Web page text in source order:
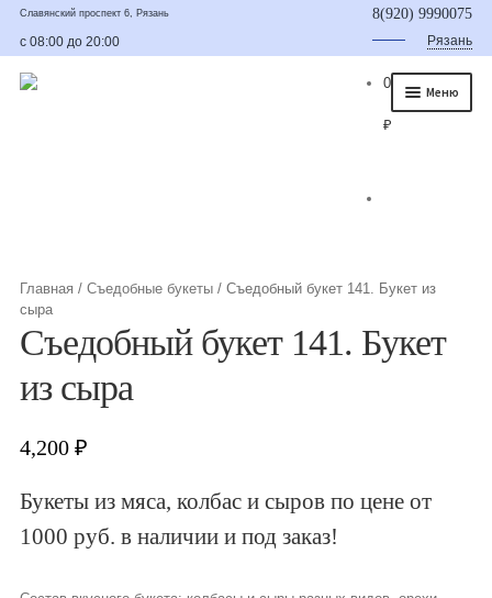
Славянский проспект 6, Рязань
с 08:00 до 20:00
8(920) 9990075
Рязань
Меню
Букеты из сухофруктов и орехов
Букеты из клубники и ягод
Овощные букеты
0
₽
Главная /Съедобные букеты /Съедобный букет 141. Букет из
сыра
Съедобный букет 141. Букет
из сыра
4,200₽
Букеты из мяса, колбас и сыров по цене от
1000 руб. в наличии и под заказ!